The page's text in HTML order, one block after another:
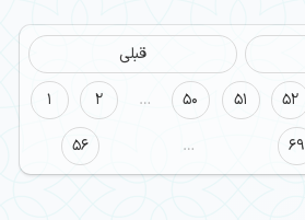
قبلی
1
2 … 50 51 52
56
… 69